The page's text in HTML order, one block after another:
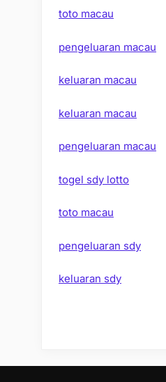
toto macau
pengeluaran macau
keluaran macau
keluaran macau
pengeluaran macau
togel sdy lotto
toto macau
pengeluaran sdy
keluaran sdy